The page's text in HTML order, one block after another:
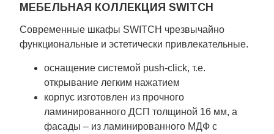
МЕБЕЛЬНАЯ КОЛЛЕКЦИЯ SWITCH
Современные шкафы SWITCH чрезвычайно
функциональные и эстетически привлекательные.
оснащение системой push-click, т.е.
открывание легким нажатием
корпус изготовлен из прочного
ламинированного ДСП толщиной 16 мм, а
фасады – из ламинированного МДФ с